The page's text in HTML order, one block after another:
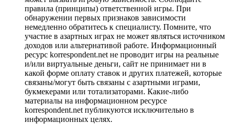
правила (принципы) ответственной игры. При
обнаружении первых признаков зависимости
немедленно обратитесь к специалисту. Помните, что
участие в азартных играх не может являться источником
доходов или альтернативой работе. Информационный
ресурс korrespondent.net не проводит игры на реальные
и/или виртуальные деньги, сайт не принимает ни в
какой форме оплату ставок и других платежей, которые
связаны/могут быть связаны с азартными играми,
букмекерами или тотализаторами. Какие-либо
материалы на информационном ресурсе
korrespondent.net публикуются исключительно в
информационных целях.